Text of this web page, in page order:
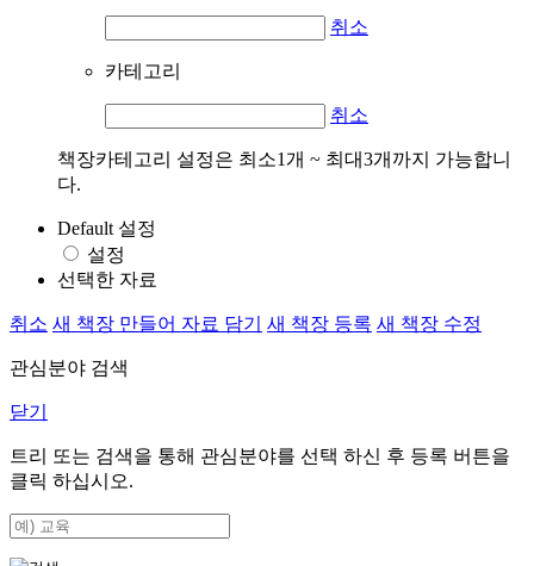
취소
카테고리
취소
책장카테고리 설정은 최소1개 ~ 최대3개까지 가능합니
다.
Default 설정
설정
선택한 자료
취소 새 책장 만들어 자료 담기 새 책장 등록 새 책장 수정
관심분야 검색
닫기
트리 또는 검색을 통해 관심분야를 선택 하신 후 등록 버튼을
클릭 하십시오.